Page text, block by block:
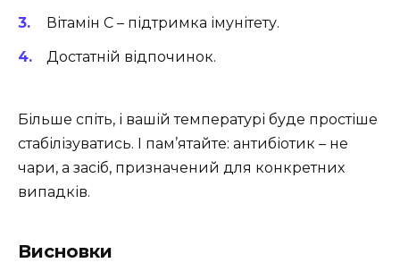
Вітамін C – підтримка імунітету.
Достатній відпочинок.
Більше спіть, і вашій температурі буде простіше
стабілізуватись. І пам’ятайте: антибіотик – не
чари, а засіб, призначений для конкретних
випадків.
Висновки